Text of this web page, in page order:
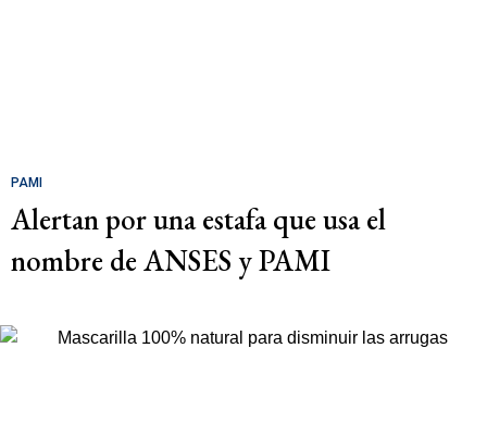
PAMI
Alertan por una estafa que usa el
nombre de ANSES y PAMI